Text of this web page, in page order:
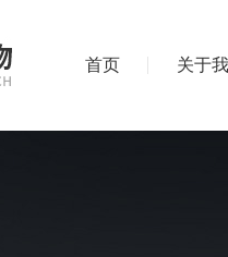
首页 关于